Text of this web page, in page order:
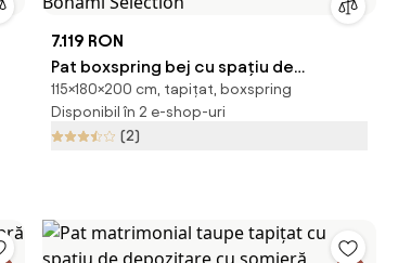
7.119 RON
Pat boxspring bej cu spațiu de
depozitare 180x200 cm Elva Bold –
Bonami Selection
115×180×200 cm, tapițat, boxspring
Disponibil în 2 e-shop-uri
(2)